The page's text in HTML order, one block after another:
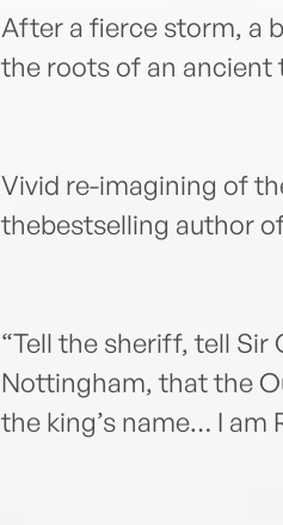
After a fierce storm, a
the roots of an ancient
Vivid re-imagining of
thebestselling author
“Tell the sheriff, tell Sir
Nottingham, that the
the king’s name… I am